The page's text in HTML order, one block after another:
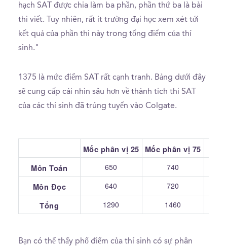
hạch SAT được chia làm ba phần, phần thứ ba là bài
thi viết. Tuy nhiên, rất ít trường đại học xem xét tới
kết quả của phần thi này trong tổng điểm của thí
sinh."
1375 là mức điểm SAT rất cạnh tranh. Bảng dưới đây
sẽ cung cấp cái nhìn sâu hơn về thành tích thi SAT
của các thí sinh đã trúng tuyển vào Colgate.
Mốc phân vị 25 Mốc phân vị 75
Môn Toán
650 740
Môn Đọc 640 720
Tổng 1290 1460
Bạn có thể thấy phổ điểm của thí sinh có sự phân